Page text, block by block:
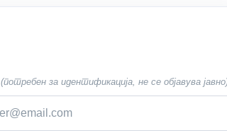
(потребен за идентификација, не се објавува